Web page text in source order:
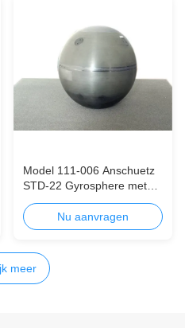
Model 111-006 Anschuetz
STD-22 Gyrosphere met
een jaar garantie -
gloednieuw of gerenoveerd
Nu aanvragen
meer